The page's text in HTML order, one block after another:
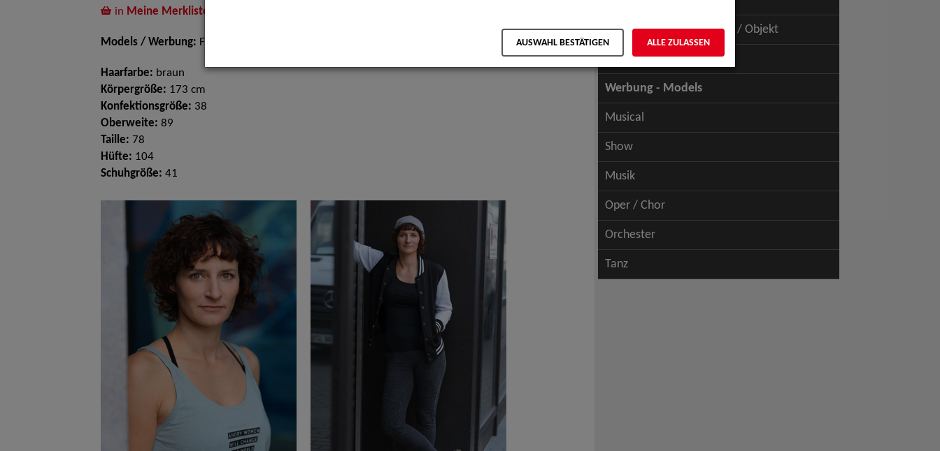
in Meine Merkliste
Models / Werbung: Fotomodell
Haarfarbe: braun
Körpergröße: 173 cm
Konfektionsgröße: 38
Oberweite: 89
Taille: 78
Hüfte: 104
Schuhgröße: 41
Schauspiel - Figur / Puppe / Objekt
Werbung - Talents
Werbung - Models
Musical
Show
Musik
Oper / Chor
Orchester
Tanz
AUSWAHL BESTÄTIGEN ALLE ZULASSEN